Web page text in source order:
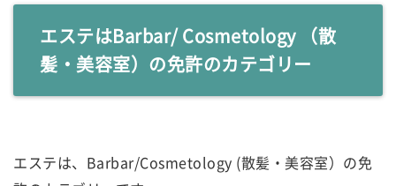
エステはBarbar/ Cosmetology （散
髪・美容室）の免許のカテゴリー
エステは、Barbar/Cosmetology (散髪・美容室）の免